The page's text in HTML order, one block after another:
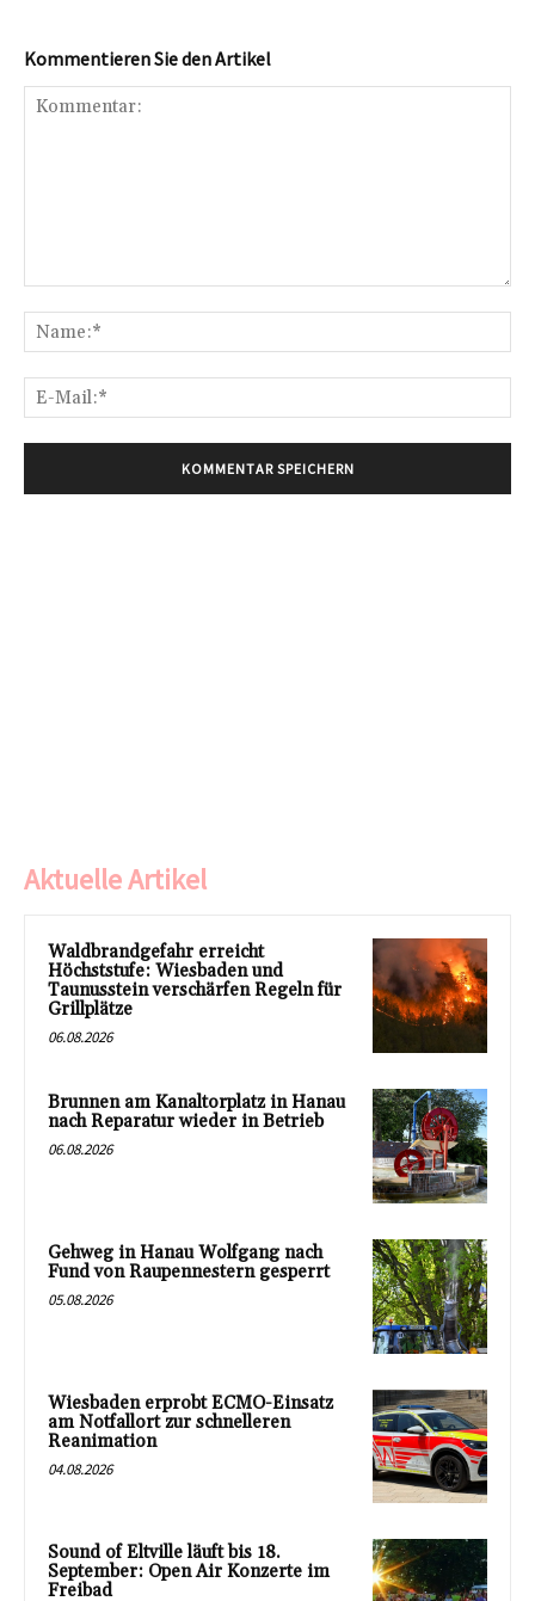
Kommentieren Sie den Artikel
Aktuelle Artikel
Waldbrandgefahr erreicht
Höchststufe: Wiesbaden und
Taunusstein verschärfen Regeln für
Grillplätze
06.08.2026
Brunnen am Kanaltorplatz in Hanau
nach Reparatur wieder in Betrieb
06.08.2026
Gehweg in Hanau Wolfgang nach
Fund von Raupennestern gesperrt
05.08.2026
Wiesbaden erprobt ECMO-Einsatz
am Notfallort zur schnelleren
Reanimation
04.08.2026
Sound of Eltville läuft bis 18.
September: Open Air Konzerte im
Freibad